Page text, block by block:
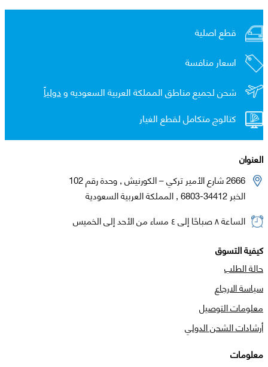
قطع اصلية
اسعار منافسة
شحن لجميع مناطق المملكة العربية السعوديه ودولياً
كتالوج متكامل لقطع الغيار
العنوان
2666 شارع الأمير تركي – الكورنيش , وحدة رقم 102
الخبر 34412-6803 , المملكة العربية السعودية
الساعة ٨ صباحًا إلى ٤ مساء من الأحد إلى الخميس
كيفية التسوق
حالة الطلب
سياسة الارجاع
معلومات التوصيل
أرشادات الشحن الدولي
معلومات